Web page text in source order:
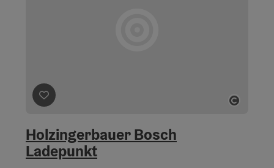
Beitrag merken : Holzingerbauer Bosch Ladepunkt
Holzingerbauer Bosch
Ladepunkt